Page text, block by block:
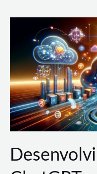
Nuvem:
Google
Cloud,
AWS
e
Azure